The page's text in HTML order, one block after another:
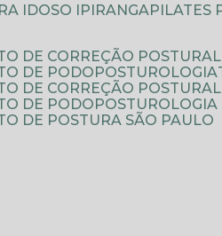
IDOSO IPIRANGA
DE CORREÇÃO
DE PODOPOSTUROLOGIA
DE CORREÇÃO POSTURAL
DE
DE POSTURA SÃO PAULO